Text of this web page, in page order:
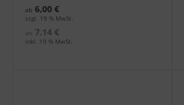
ab 6,00 €
zzgl. 19 % MwSt.
ab
7,14 €
inkl. 19 % MwSt.